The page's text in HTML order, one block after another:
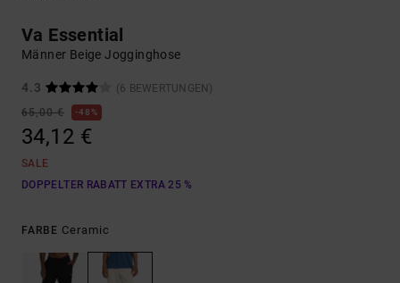
Va Essential
Männer Beige Jogginghose
4.3
(6 BEWERTUNGEN)
65,00 €
48%
34,12 €
SALE
DOPPELTER RABATT EXTRA 25 %
FARBE Ceramic